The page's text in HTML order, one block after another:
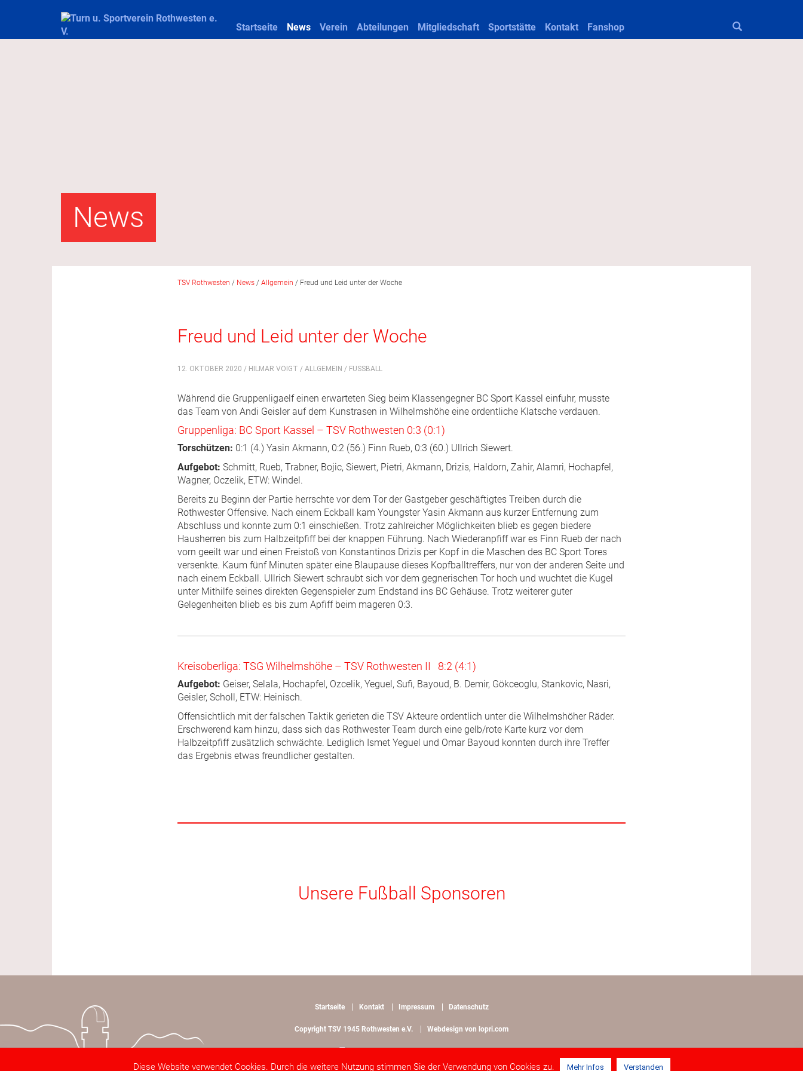
Startseite News Verein Abteilungen Mitgliedschaft Sportstätte Kontakt Fanshop
News
TSV Rothwesten / News / Allgemein / Freud und Leid unter der Woche
Freud und Leid unter der Woche
12. OKTOBER 2020 / HILMAR VOIGT / ALLGEMEIN / FUSSBALL
Während die Gruppenligaelf einen erwarteten Sieg beim Klassengegner BC Sport Kassel einfuhr, musste
das Team von Andi Geisler auf dem Kunstrasen in Wilhelmshöhe eine ordentliche Klatsche verdauen.
Gruppenliga: BC Sport Kassel – TSV Rothwesten 0:3 (0:1)
Torschützen: 0:1 (4.) Yasin Akmann, 0:2 (56.) Finn Rueb, 0:3 (60.) Ullrich Siewert.
Aufgebot: Schmitt, Rueb, Trabner, Bojic, Siewert, Pietri, Akmann, Drizis, Haldorn, Zahir, Alamri, Hochapfel,
Wagner, Oczelik, ETW: Windel.
Bereits zu Beginn der Partie herrschte vor dem Tor der Gastgeber geschäftigtes Treiben durch die
Rothwester Offensive. Nach einem Eckball kam Youngster Yasin Akmann aus kurzer Entfernung zum
Abschluss und konnte zum 0:1 einschießen. Trotz zahlreicher Möglichkeiten blieb es gegen biedere
Hausherren bis zum Halbzeitpfiff bei der knappen Führung. Nach Wiederanpfiff war es Finn Rueb der nach
vorn geeilt war und einen Freistoß von Konstantinos Drizis per Kopf in die Maschen des BC Sport Tores
versenkte. Kaum fünf Minuten später eine Blaupause dieses Kopfballtreffers, nur von der anderen Seite und
nach einem Eckball. Ullrich Siewert schraubt sich vor dem gegnerischen Tor hoch und wuchtet die Kugel
unter Mithilfe seines direkten Gegenspieler zum Endstand ins BC Gehäuse. Trotz weiterer guter
Gelegenheiten blieb es bis zum Apfiff beim mageren 0:3.
Kreisoberliga: TSG Wilhelmshöhe – TSV Rothwesten II 8:2 (4:1)
Aufgebot: Geiser, Selala, Hochapfel, Ozcelik, Yeguel, Sufi, Bayoud, B. Demir, Gökceoglu, Stankovic, Nasri,
Geisler, Scholl, ETW: Heinisch.
Offensichtlich mit der falschen Taktik gerieten die TSV Akteure ordentlich unter die Wilhelmshöher Räder.
Erschwerend kam hinzu, dass sich das Rothwester Team durch eine gelb/rote Karte kurz vor dem
Halbzeitpfiff zusätzlich schwächte. Lediglich Ismet Yeguel und Omar Bayoud konnten durch ihre Treffer
das Ergebnis etwas freundlicher gestalten.
Unsere Fußball Sponsoren
Startseite Kontakt Impressum Datenschutz
Copyright TSV 1945 Rothwesten e.V. Webdesign von lopri.com
Diese Website verwendet Cookies. Durch die weitere Nutzung stimmen Sie der Verwendung von Cookies zu. Mehr Infos Verstanden